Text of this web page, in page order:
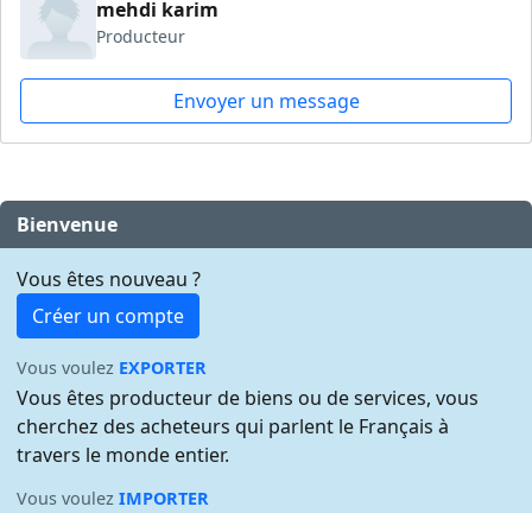
mehdi karim
Producteur
Envoyer un message
Bienvenue
Vous êtes nouveau ?
Créer un compte
Vous voulez EXPORTER
Vous êtes producteur de biens ou de services, vous
cherchez des acheteurs qui parlent le Français à
travers le monde entier.
Vous voulezIMPORTER